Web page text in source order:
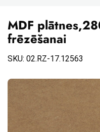
MDF
frēzēšanai
SKU: 02.RZ-17.12563